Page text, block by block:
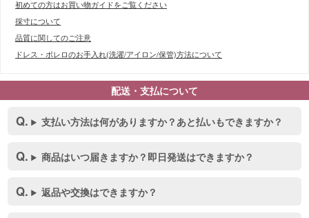
初めての方はお買い物ガイドをご覧ください
採寸について
品質に関してのご注意
ドレス・ボレロのお手入れ(洗濯/アイロン/保管)方法について
配送・支払について
支払い方法は何がありますか？あと払いもできますか？
商品はいつ届きますか？即日発送はできますか？
返品や交換はできますか？